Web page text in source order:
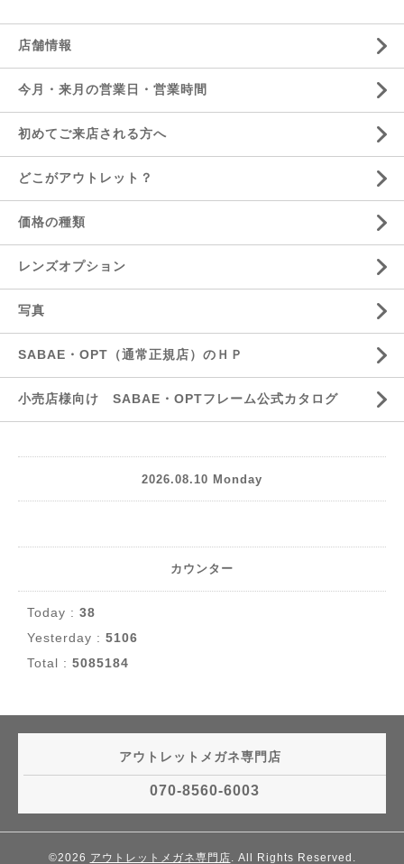
店舗情報
今月・来月の営業日・営業時間
初めてご来店される方へ
どこがアウトレット？
価格の種類
レンズオプション
写真
SABAE・OPT（通常正規店）のＨＰ
小売店様向け SABAE・OPTフレーム公式カタログ
2026.08.10 Monday
カウンター
Today : 38
Yesterday : 5106
Total : 5085184
アウトレットメガネ専門店
070-8560-6003
©2026 アウトレットメガネ専門店. All Rights Reserved.